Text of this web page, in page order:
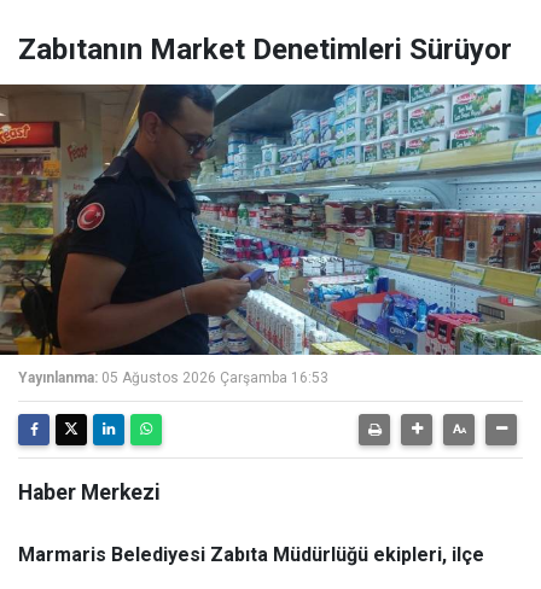
Zabıtanın Market Denetimleri Sürüyor
Yayınlanma: 05 Ağustos 2026 Çarşamba 16:53
Haber Merkezi
Marmaris Belediyesi Zabıta Müdürlüğü ekipleri, ilçe